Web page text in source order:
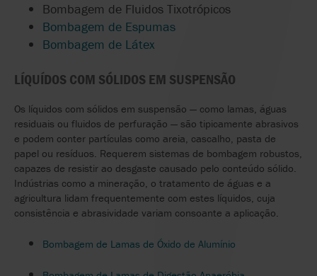
Bombagem de Fluidos Tixotrópicos
Bombagem de Espumas
Bombagem de Látex
LÍQUÍDOS COM SÓLIDOS EM SUSPENSÃO
Os líquidos com sólidos em suspensão — como lamas, águas
residuais ou fluidos de perfuração — são tipicamente abrasivos
e podem conter partículas como areia, cascalho, pasta de
papel ou resíduos. Requerem sistemas de bombagem robustos,
capazes de resistir ao desgaste causado pelo conteúdo sólido.
Indústrias como a mineração, o tratamento de águas e a
agricultura lidam frequentemente com estes líquidos, cuja
consistência e abrasividade variam consoante a aplicação.
Bombagem de Lamas de Óxido de Alumínio